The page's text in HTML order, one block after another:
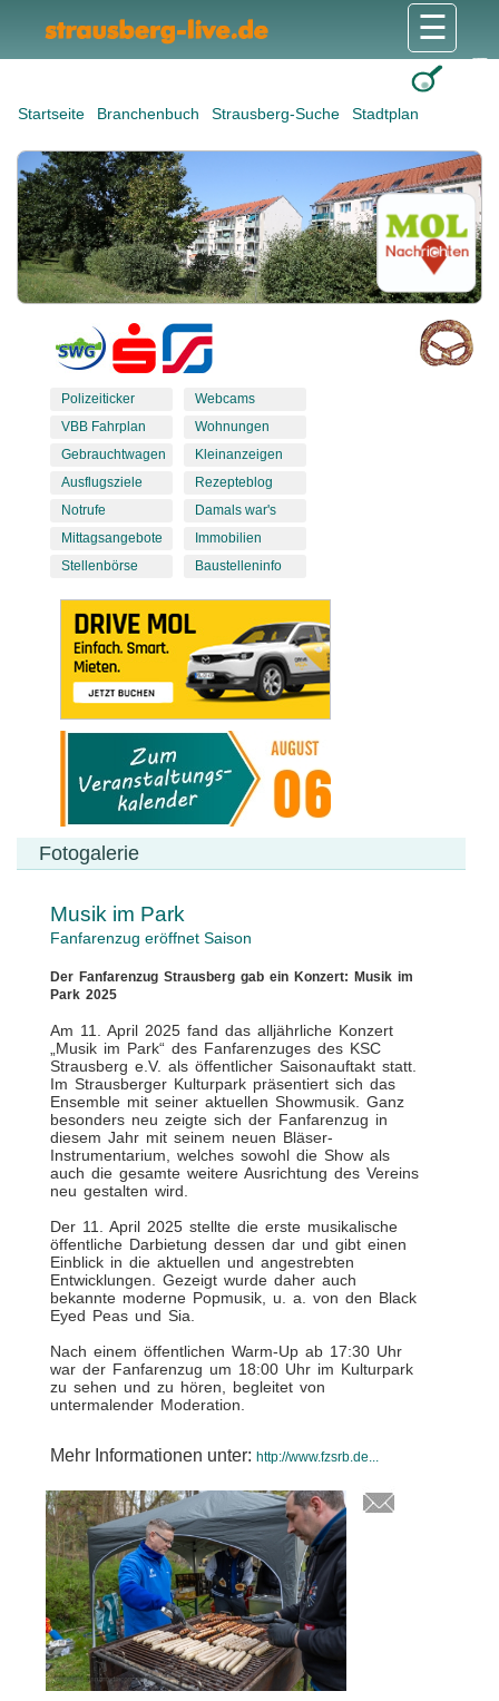
Startseite Branchenbuch Strausberg-Suche Stadtplan
☰
Polizeiticker
VBB Fahrplan
Gebrauchtwagen
Ausflugsziele
Notrufe
Mittagsangebote
Stellenbörse
Webcams
Wohnungen
Kleinanzeigen
Rezepteblog
Damals war's
Immobilien
Baustelleninfo
Fotogalerie
Musik im Park
Fanfarenzug eröffnet Saison
Der Fanfarenzug Strausberg gab ein Konzert: Musik im
Park 2025
Am 11. April 2025 fand das alljährliche Konzert
„Musik im Park“ des Fanfarenzuges des KSC
Strausberg e.V. als öffentlicher Saisonauftakt statt.
Im Strausberger Kulturpark präsentiert sich das
Ensemble mit seiner aktuellen Showmusik. Ganz
besonders neu zeigte sich der Fanfarenzug in
diesem Jahr mit seinem neuen Bläser-
Instrumentarium, welches sowohl die Show als
auch die gesamte weitere Ausrichtung des Vereins
neu gestalten wird.
Der 11. April 2025 stellte die erste musikalische
öffentliche Darbietung dessen dar und gibt einen
Einblick in die aktuellen und angestrebten
Entwicklungen. Gezeigt wurde daher auch
bekannte moderne Popmusik, u. a. von den Black
Eyed Peas und Sia.
Nach einem öffentlichen Warm-Up ab 17:30 Uhr
war der Fanfarenzug um 18:00 Uhr im Kulturpark
zu sehen und zu hören, begleitet von
untermalender Moderation.
Mehr Informationen unter: http://www.fzsrb.de...